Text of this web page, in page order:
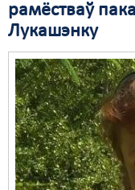
рамёстваў
Лукашэнку